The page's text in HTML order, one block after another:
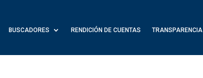
BUSCADORES RENDICIÓN DE CUENTAS TRANSPARENCIA